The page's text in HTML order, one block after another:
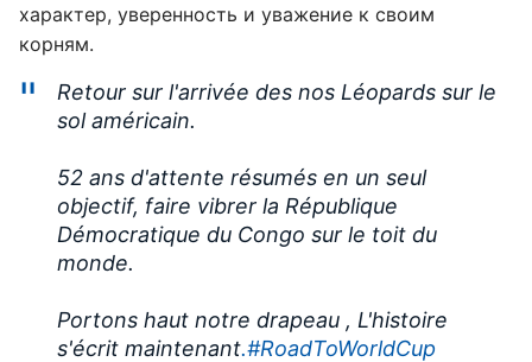
характер, уверенность и уважение к своим
корням.
Retour sur l'arrivée des nos Léopards sur le
sol américain.
52 ans d'attente résumés en un seul
objectif, faire vibrer la République
Démocratique du Congo sur le toit du
monde.
Portons haut notre drapeau , L'histoire
s'écrit maintenant.#RoadToWorldCup